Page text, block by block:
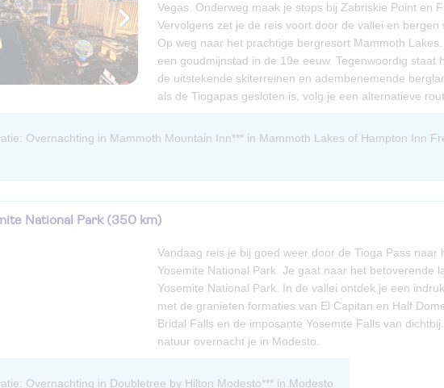
Vegas. Onderweg maak je stops bij Zabriskie Point en
Vervolgens zet je de reis voort door de vallei en bergen
Op weg naar het prachtige bergresort Mammoth
een goudmijnstad in de 19e eeuw. Tegenwoordig staat
de uitstekende skiterreinen en adembenemende
als de Tiogapas gesloten is, volg je een alternatieve
National Park (350 km)
Vandaag reis je bij goed weer door de Tioga Pass naar
Yosemite National Park. Je gaat naar het betoverende
Yosemite National Park. In de vallei ontdek je een
met de granieten formaties van El Capitan en Half
Bridal Falls en de imposante Yosemite Falls van
natuur overnacht je in Modesto.
Overnachting in Doubletree by Hilton Modesto*** in Modesto